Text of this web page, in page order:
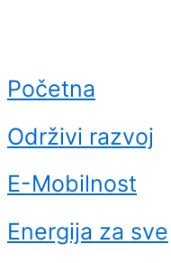
Početna
Održivi razvoj
E-Mobilnost
Energija za sve